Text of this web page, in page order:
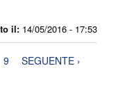
il: 14/05/2016 - 17:53
9
SEGUENTE ›